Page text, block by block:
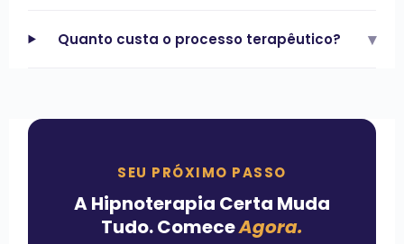
Quanto custa o processo terapêutico? ▾
SEU PRÓXIMO PASSO
A Hipnoterapia Certa Muda
Tudo. ComeceAgora.